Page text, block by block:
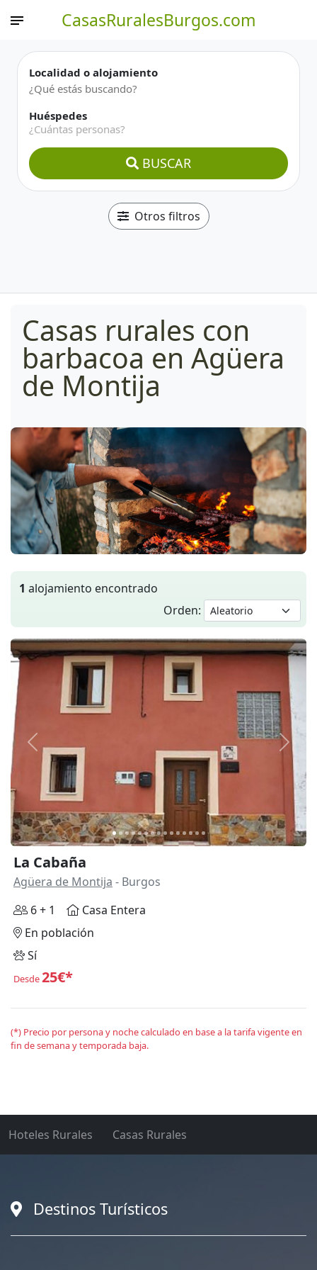
CasasRuralesBurgos.com
Localidad o alojamiento
Huéspedes
¿Cuántas personas?
BUSCAR
Otros filtros
Casas rurales con
barbacoa en Agüera
de Montija
1 alojamiento encontrado
Orden:
Anterior
La Cabaña
Agüera de Montija - Burgos
6 + 1
Casa Entera
En población
Sí
Desde25€*
(*) Precio por persona y noche calculado en base a la tarifa vigente en
fin de semana y temporada baja.
Hoteles Rurales Casas Rurales
Destinos Turísticos